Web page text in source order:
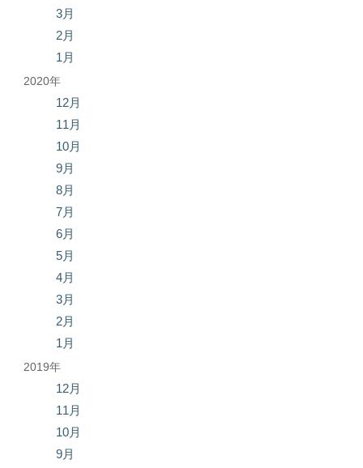
3月
2月
1月
2020年
12月
11月
10月
9月
8月
7月
6月
5月
4月
3月
2月
1月
2019年
12月
11月
10月
9月